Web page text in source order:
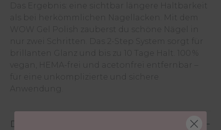
Das Ergebnis: eine sichtbar längere Haltbarkeit
als bei herkömmlichen Nagellacken. Mit dem
WOW Gel Polish zauberst du schöne Nägel in
nur zwei Schritten. Das 2-Step System sorgt für
brillanten Glanz und bis zu 10 Tage Halt. 100 %
vegan, HEMA-frei und acetonfrei entfernbar –
für eine unkomplizierte und sichere
Anwendung.
Details